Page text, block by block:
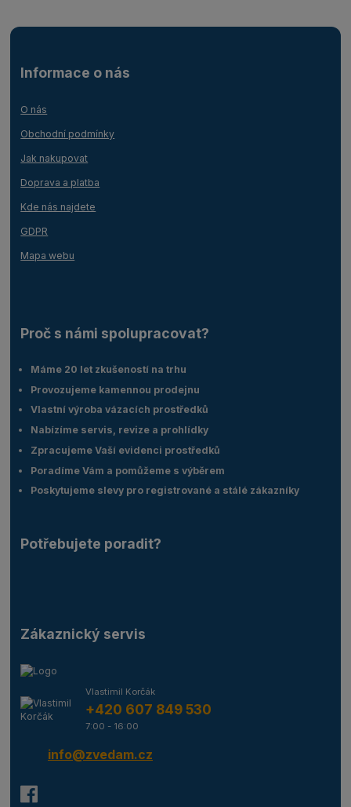
Informace o nás
O nás
Obchodní podmínky
Jak nakupovat
Doprava a platba
Kde nás najdete
GDPR
Mapa webu
Proč s námi spolupracovat?
Máme 20 let zkušeností na trhu
Provozujeme kamennou prodejnu
Vlastní výroba vázacích prostředků
Nabízíme servis, revize a prohlídky
Zpracujeme Vaší evidenci prostředků
Poradíme Vám a pomůžeme s výběrem
Poskytujeme slevy pro registrované a stálé zákazníky
Potřebujete poradit?
Zákaznický servis
Vlastimil Korčák
+420 607 849 530
7:00 - 16:00
info@zvedam.cz